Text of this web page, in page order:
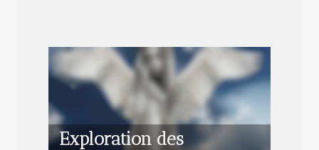
Exploration des